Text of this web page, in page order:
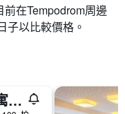
在Tempodrom​周邊
子以比較價格。
1號膳食公寓酒店